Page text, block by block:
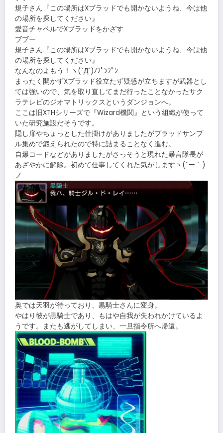
規子さん『この場所はXブラッドでも開かないようね、今は他
の場所を探してください』
愛音チャペルでXブラッドをかざす
ブブー
規子さん『この場所はXブラッドでも開かないようね、今は他
の場所を探してください』
なんなのよもう！ヽ(`Д´)ﾉﾌﾟﾝﾌﾟﾝ
まったく開かずXブラッド役立たず疑惑が立ちますが武器とし
ては強いので、気を取り直してまだ行ったことなかったサク
ラテレビのジオマトリックスというダンジョンへ。
ここは旧XTHシリーズで『Wizard機関』という組織が使って
いた研究施設だそうです。
隠し扉やちょっとした仕掛けがありましたがブラッドサンプ
ル集めで鍛えられたので特に詰まることなく進む。
自爆コードなどがありましたがさっそうと現れた暴言隊長が
あざやかに解除。初めて仕事してくれた気がしますヽ(´ー｀)
ノ
奥では天羽が待っており、黒騎士さんに変身。
やはり彼が黒騎士であり、もはや自我が失われかけているよ
うです。またも逃がしてしまい、一旦指令所へ帰還。